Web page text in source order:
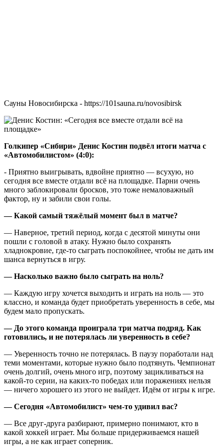
Сауны Новосибирска - https://101sauna.ru/novosibirsk
Голкипер «Сибири» Денис Костин подвёл итоги матча с
«Автомобилистом» (4:0):
- Приятно выигрывать, вдвойне приятно — всухую, но
сегодня все вместе отдали всё на площадке. Парни очень
много заблокировали бросков, это тоже немаловажный
фактор, ну и забили свои голы.
— Какой самый тяжёлый момент был в матче?
— Наверное, третий период, когда с десятой минуты они
пошли с головой в атаку. Нужно было сохранять
хладнокровие, где-то сыграть поспокойнее, чтобы не дать им
шанса вернуться в игру.
— Насколько важно было сыграть на ноль?
— Каждую игру хочется выходить и играть на ноль — это
классно, и команда будет приобретать уверенность в себе, мы
будем мало пропускать.
— До этого команда проиграла три матча подряд. Как
готовились, и не потерялась ли уверенность в себе?
— Уверенность точно не потерялась. В паузу поработали над
теми моментами, которые нужно было подтянуть. Чемпионат
очень долгий, очень много игр, поэтому зацикливаться на
какой-то серии, на каких-то победах или поражениях нельзя
— ничего хорошего из этого не выйдет. Идём от игры к игре.
— Сегодня «Автомобилист» чем-то удивил вас?
— Все друг-друга разбирают, примерно понимают, кто в
какой хоккей играет. Мы больше придерживаемся нашей
игры, а не как играет соперник.